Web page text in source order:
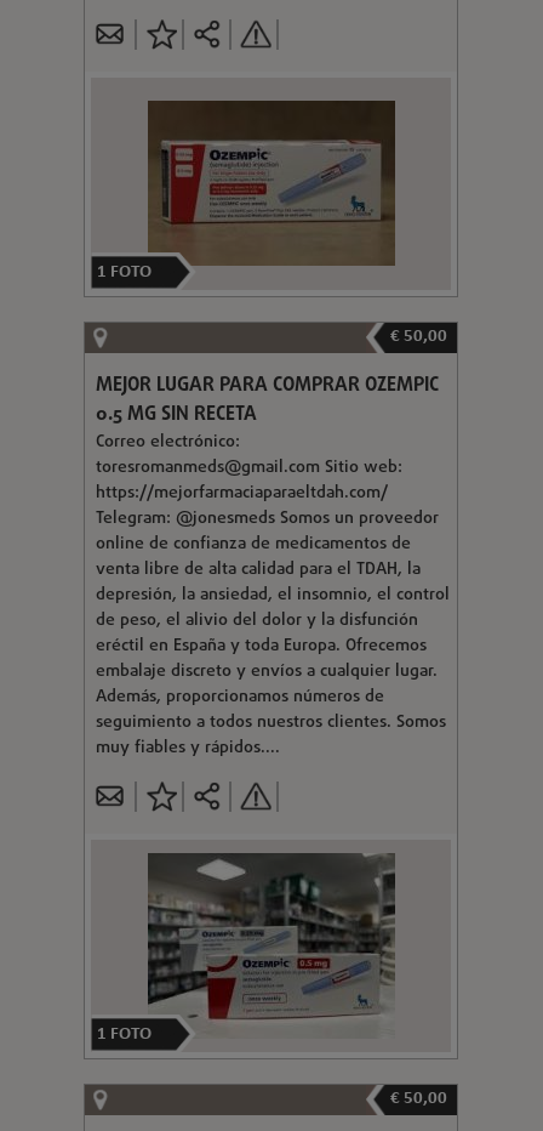
1 FOTO
€ 50,00
MEJOR LUGAR PARA COMPRAR OZEMPIC
0.5 MG SIN RECETA
Correo electrónico:
toresromanmeds@gmail.com Sitio web:
https://mejorfarmaciaparaeltdah.com/
Telegram: @jonesmeds Somos un proveedor
online de confianza de medicamentos de
venta libre de alta calidad para el TDAH, la
depresión, la ansiedad, el insomnio, el control
de peso, el alivio del dolor y la disfunción
eréctil en España y toda Europa. Ofrecemos
embalaje discreto y envíos a cualquier lugar.
Además, proporcionamos números de
seguimiento a todos nuestros clientes. Somos
muy fiables y rápidos....
1 FOTO
€ 50,00